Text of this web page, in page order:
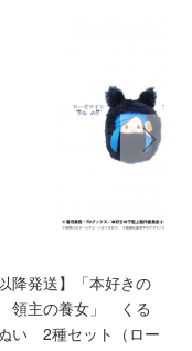
降発送】「本好きの
領主の養女」 くる
い 2種セット（ロー